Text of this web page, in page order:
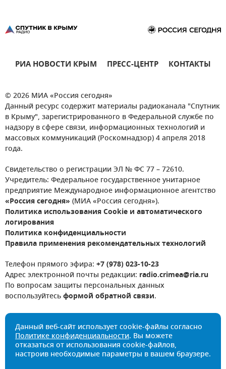
РИА НОВОСТИ КРЫМ ПРЕСС-ЦЕНТР КОНТАКТЫ
© 2026 МИА «Россия сегодня»
Данный ресурс содержит материалы радиоканала "Спутник
в Крыму", зарегистрированного в Федеральной службе по
надзору в сфере связи, информационных технологий и
массовых коммуникаций (Роскомнадзор) 4 апреля 2018
года.
Свидетельство о регистрации ЭЛ № ФС 77 – 72610.
Учредитель: Федеральное государственное унитарное
предприятие Международное информационное агентство
«Россия сегодня» (МИА «Россия сегодня»).
Политика использования Cookie и автоматического
логирования
Политика конфиденциальности
Правила применения рекомендательных технологий
Телефон прямого эфира: +7 (978) 023-10-23
Адрес электронной почты редакции: radio.crimea@ria.ru
По вопросам защиты персональных данных
воспользуйтесьформой обратной связи.
Данный веб-сайт использует cookie-файлы согласно
Политике конфиденциальности. Вы можете
отказаться от использования cookie-файлов,
настроив необходимые параметры в вашем браузере.